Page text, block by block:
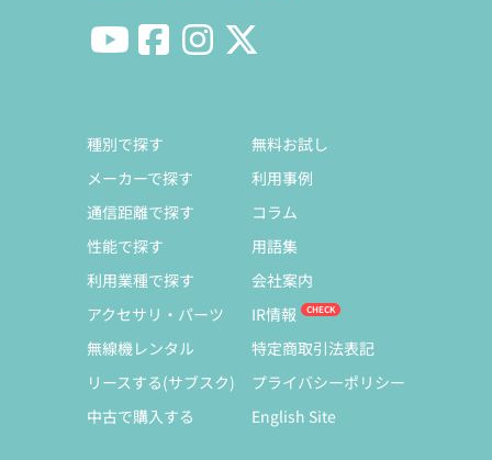
種別で探す
メーカーで探す
通信距離で探す
性能で探す
利用業種で探す
アクセサリ・パーツ
無線機レンタル
リースする(サブスク)
中古で購入する
無料お試し
利用事例
コラム
用語集
会社案内
IR情報
特定商取引法表記
プライバシーポリシー
English Site